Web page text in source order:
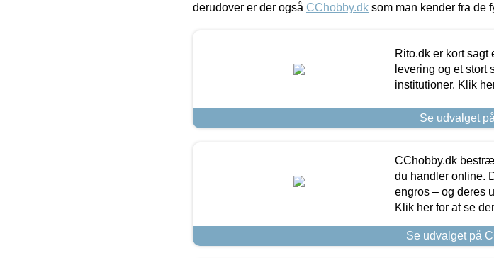
derudover er der også CChobby.dk som man kender fra de
Rito.dk er kort
levering og et stort
institutioner. Klik
Se udvalget
CChobby.dk
du handler online.
engros – og deres
Klik her for at se
Se udvalget på